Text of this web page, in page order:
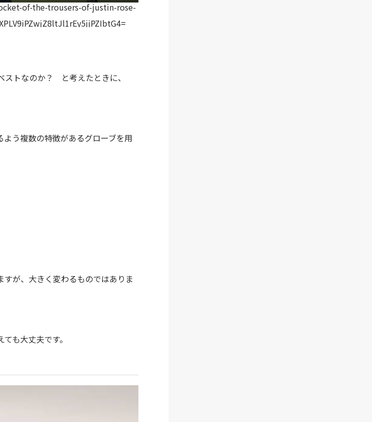
of-the-trousers-of-justin-rose-
ストなのか？ と考えたときに、
う複数の特徴があるグローブを用
が、大きく変わるものではありま
も大丈夫です。